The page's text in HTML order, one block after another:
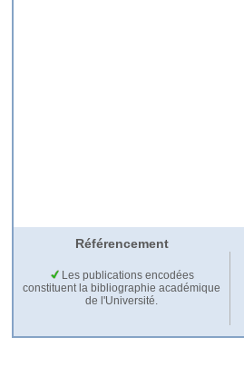
Référencement
Les publications encodées
constituent la bibliographie académique
de l'Université.